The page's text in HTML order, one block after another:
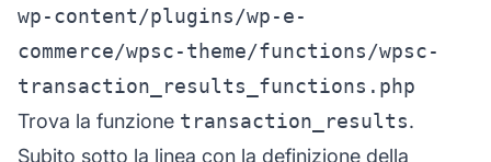
wp-content/plugins/wp-e-
commerce/wpsc-theme/functions/wpsc-
transaction_results_functions.php
Trova la funzione transaction_results.
Subito sotto la linea con la definizione della